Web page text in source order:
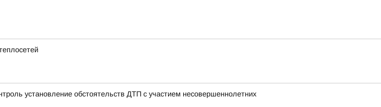
установление обстоятельств ДТП с участием несовершеннолетних